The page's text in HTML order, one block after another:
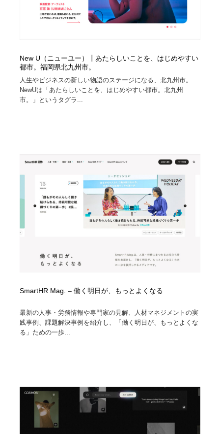
New U（ニューユー）┃あたらしいことを、はじめやすい
都市。福岡県北九州市。
⼈⽣やビジネスの新しい物語のステージになる、北九州市。
NewUは「あたらしいことを、はじめやすい都市。北九州
市。」というタグラ...
SmartHR Mag. – 働く明日が、もっとよくなる
最新の人事・労務情報や専門家の見解、人材マネジメントの実
践事例、課題解決事例を紹介し、「働く明日が、もっとよくな
る」ための一歩...